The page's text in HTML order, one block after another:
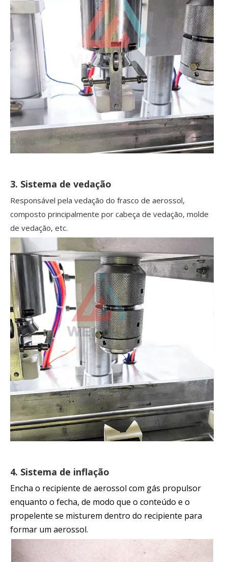
3. Sistema de vedação
Responsável pela vedação do frasco de aerossol,
composto principalmente por cabeça de vedação, molde
de vedação, etc.
4. Sistema de inflação
Encha o recipiente de aerossol com gás propulsor
enquanto o fecha, de modo que o conteúdo e o
propelente se misturem dentro do recipiente para
formar um aerossol.